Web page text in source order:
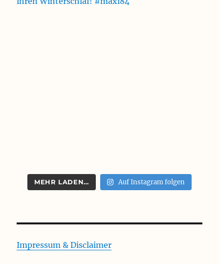
MEHR LADEN… Auf Instagram folgen
Impressum & Disclaimer